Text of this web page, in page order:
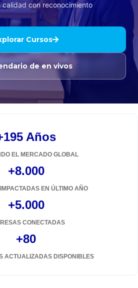
con reconocimiento
Cursos
de en vivos
Años
EL MERCADO GLOBAL
+8.000
EN ÚLTIMO AÑO
+5.000
CONECTADAS
+80
ACTUALIZADAS DISPONIBLES